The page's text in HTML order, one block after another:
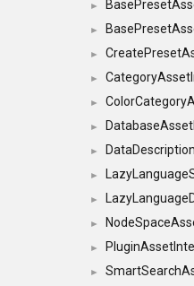
►
►
►
►
►
►
►
►
►
►
►
►